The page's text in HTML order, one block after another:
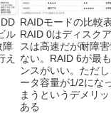
ル
障
え
RAIDモードの比較
RAID 0はディスク
スは高速だが耐障
ない。RAID 6が最
ンスがいい。ただ
ータ容量が1/2にな
まうというデメリ
ある